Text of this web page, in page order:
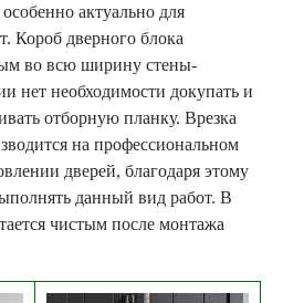
актуально для
Короб дверного блока
во всю ширину стены-
нет необходимости докупать и
отборную планку. Врезка
на профессиональном
дверей, благодаря этому
данный вид работ. В
чистым после монтажа